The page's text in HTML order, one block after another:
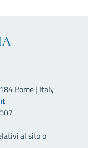
Rome | Italy
al sito o